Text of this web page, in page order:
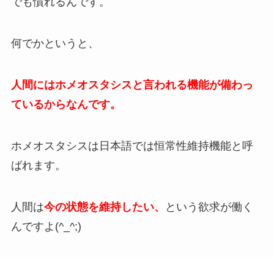
何でかというと、
人間にはホメオスタシスと言われる機能が備わっ
ているからなんです。
ホメオスタシスは日本語では恒常性維持機能と呼
ばれます。
人間は今の状態を維持したい、
という欲求が働く
んですよ(^_^;)